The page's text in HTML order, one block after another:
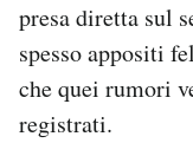
presa diretta sul
spesso appositi
che quei rumori
registrati.